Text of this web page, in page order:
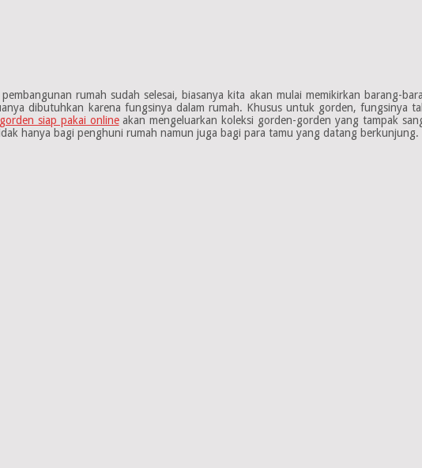
rumah sudah selesai, biasanya kita akan mulai memikirkan barang-
dibutuhkan karena fungsinya dalam rumah. Khusus untuk gorden, fungsinya
siap pakai onlineakan mengeluarkan koleksi gorden-gorden yang tampak
hanya bagi penghuni rumah namun juga bagi para tamu yang datang berkunjung.